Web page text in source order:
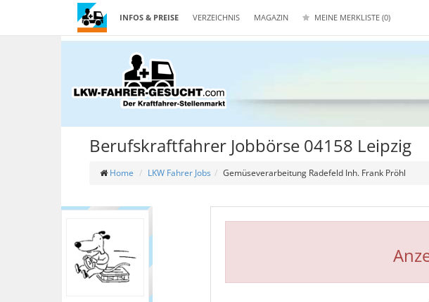
INFOS & PREISE VERZEICHNIS MAGAZIN MEINE MERKLISTE (0)
Berufskraftfahrer Jobbörse 04158 Leipzig
Home LKW Fahrer Jobs Gemüseverarbeitung Radefeld Inh. Frank Pröhl